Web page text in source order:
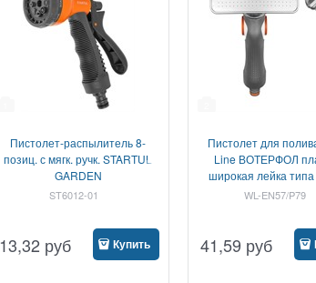
Пистолет-распылитель 8-
позиц. с мягк. ручк. STARTUL
GARDEN
ST6012-01
13,32 руб Купить
Пистолет для
Line ВОТЕРФОЛ
широкая лейка типа
Bradas
WL-EN57/P79
41,59 руб